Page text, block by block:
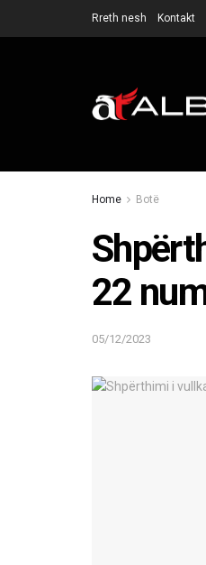
Rreth nesh Kontakt
Home Botë
22
05/12/2023